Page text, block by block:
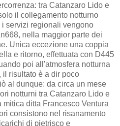
tra Catanzaro Lido e
il collegamento notturno
i servizi regionali vengono
nella maggior parte dei
Unica eccezione una coppia
e ritorno, effettuata con D445
poi all'atmosfera notturna
risultato è a dir poco
al dunque: da circa un mese
notturni tra Catanzaro Lido e
mitica ditta Francesco Ventura
consistono nel risanamento
di pietrisco e